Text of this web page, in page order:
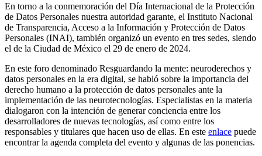
En torno a la conmemoración del Día Internacional de la Protección
de Datos Personales nuestra autoridad garante, el Instituto Nacional
de Transparencia, Acceso a la Información y Protección de Datos
Personales (INAI), también organizó un evento en tres sedes, siendo
el de la Ciudad de México el 29 de enero de 2024.
En este foro denominado Resguardando la mente: neuroderechos y
datos personales en la era digital, se habló sobre la importancia del
derecho humano a la protección de datos personales ante la
implementación de las neurotecnologías. Especialistas en la materia
dialogaron con la intención de generar conciencia entre los
desarrolladores de nuevas tecnologías, así como entre los
responsables y titulares que hacen uso de ellas. En este enlace puede
encontrar la agenda completa del evento y algunas de las ponencias.